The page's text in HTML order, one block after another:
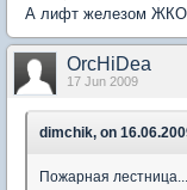
А лифт железом ЖКО
OrcHiDea
17 Jun 2009
dimchik, on
Пожарная